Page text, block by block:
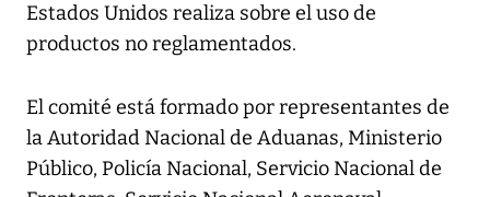
Estados Unidos realiza sobre el uso de
productos no reglamentados.
El comité está formado por representantes de
la Autoridad Nacional de Aduanas, Ministerio
Público, Policía Nacional, Servicio Nacional de